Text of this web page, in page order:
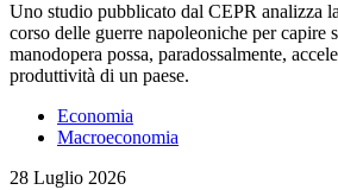
Uno studio pubblicato dal CEPR analizza
corso delle guerre napoleoniche per capire
manodopera possa, paradossalmente,
produttività di un paese.
Economia
Macroeconomia
28 Luglio 2026